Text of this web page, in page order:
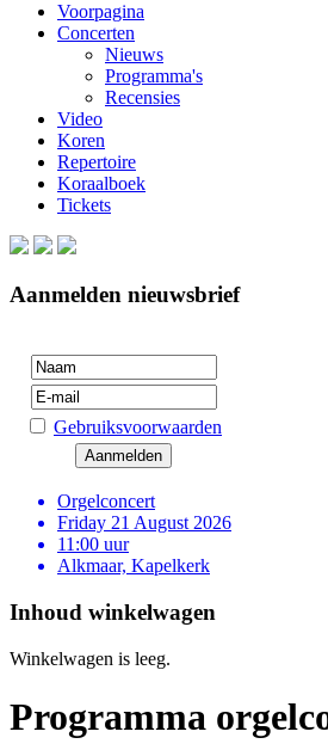
Voorpagina
Concerten
Nieuws
Programma's
Recensies
Video
Koren
Repertoire
Koraalboek
Tickets
Aanmelden nieuwsbrief
Gebruiksvoorwaarden
Orgelconcert
Friday 21 August 2026
11:00 uur
Alkmaar, Kapelkerk
Inhoud winkelwagen
Winkelwagen is leeg.
Programma